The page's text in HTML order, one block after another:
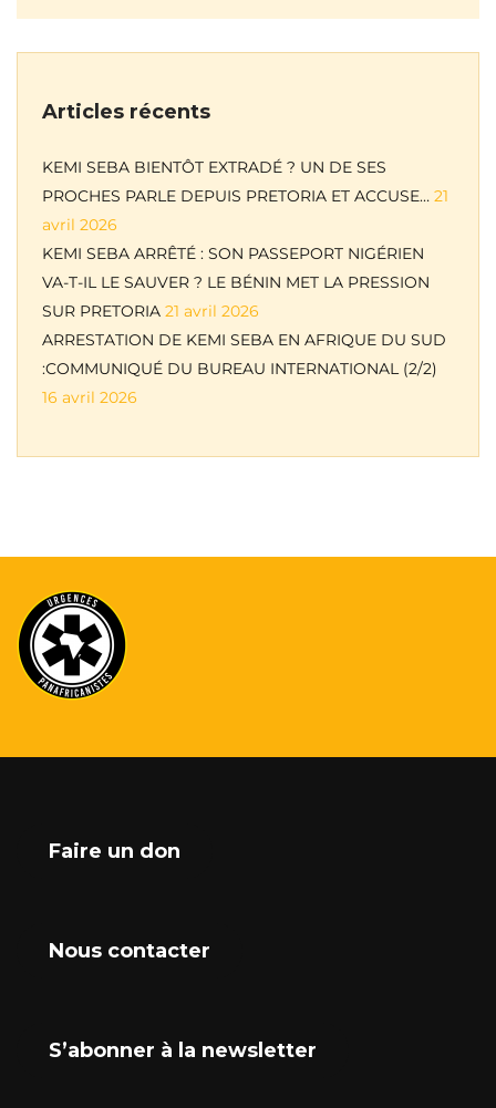
Articles récents
KEMI SEBA BIENTÔT EXTRADÉ ? UN DE SES
PROCHES PARLE DEPUIS PRETORIA ET ACCUSE… 21
avril 2026
KEMI SEBA ARRÊTÉ : SON PASSEPORT NIGÉRIEN
VA-T-IL LE SAUVER ? LE BÉNIN MET LA PRESSION
SUR PRETORIA 21 avril 2026
ARRESTATION DE KEMI SEBA EN AFRIQUE DU SUD
:COMMUNIQUÉ DU BUREAU INTERNATIONAL (2/2)
16 avril 2026
Faire un don
Nous contacter
S’abonner à la newsletter